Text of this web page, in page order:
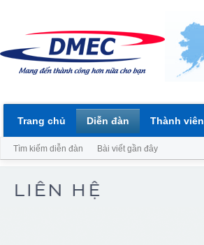
Trang chủ Diễn đàn
Tìm kiếm diễn đàn Bài viết gần đây
Thành viên